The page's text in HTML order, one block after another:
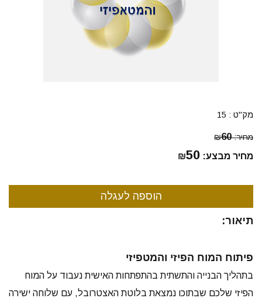
מק"ט : 15
מחיר: ₪60
מחיר מבצע: ₪50
תיאור:
פיתוח המוח הפיזי והמטפיזי
בתהליך הבנייה והתשתית בהתפתחות האישית נעבוד על המוח
הפיזי שלכם שבתוכו נמצאת בלוטת האצטרובל, עם שלוחה ישירה